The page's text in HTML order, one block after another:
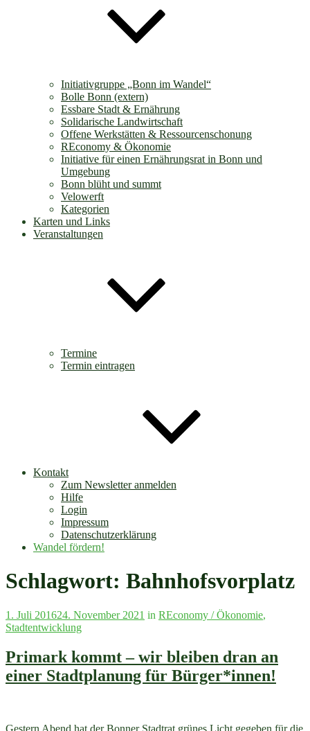
Initiativgruppe „Bonn im Wandel“
Bolle Bonn (extern)
Essbare Stadt & Ernährung
Solidarische Landwirtschaft
Offene Werkstätten & Ressourcenschonung
REconomy & Ökonomie
Initiative für einen Ernährungsrat in Bonn und
Umgebung
Bonn blüht und summt
Velowerft
Kategorien
Karten und Links
Veranstaltungen
Termine
Termin eintragen
Kontakt
Zum Newsletter anmelden
Hilfe
Login
Impressum
Datenschutzerklärung
Wandel fördern!
Schlagwort: Bahnhofsvorplatz
Veröffentlicht
am
1. Juli 201624. November 2021 in REconomy / Ökonomie,
Stadtentwicklung
Primark kommt – wir bleiben dran an
einer Stadtplanung für Bürger*innen!
Gestern Abend hat der Bonner Stadtrat grünes Licht gegeben für die